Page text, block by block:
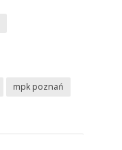
mpk poznań